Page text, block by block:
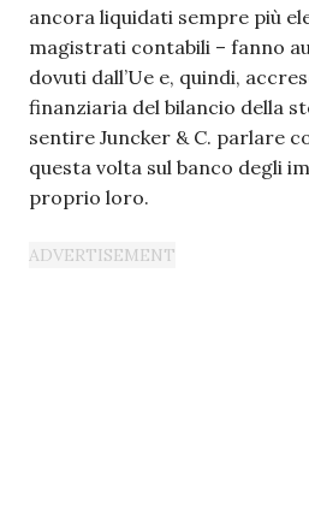
ancora liquidati sempre più
magistrati contabili – fanno
dovuti dall’Ue e, quindi,
finanziaria del bilancio della
sentire Juncker & C. parlare
questa volta sul banco degli
proprio loro.